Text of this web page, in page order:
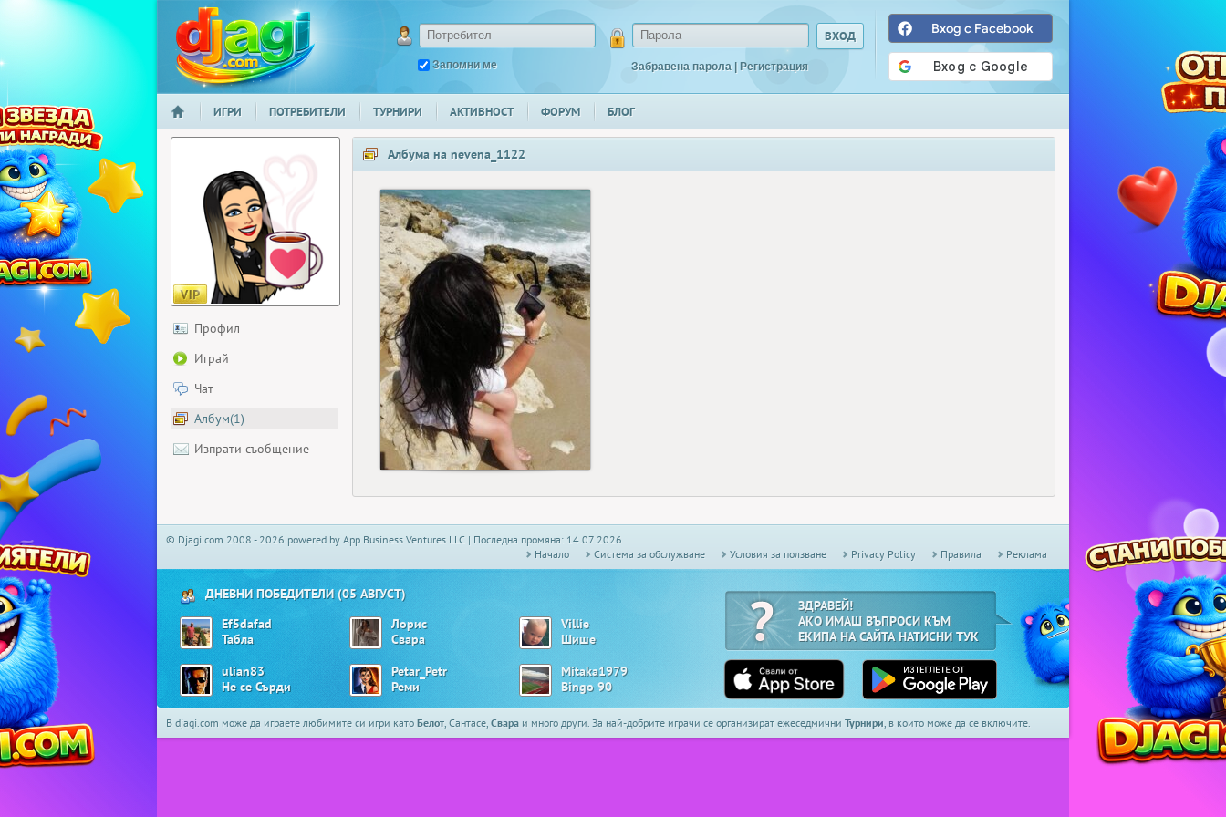
Запомни ме Забравена парола | Регистрация
Вход с Facebook
НАЧАЛО
ИГРИ ПОТРЕБИТЕЛИ ТУРНИРИ АКТИВНОСТ ФОРУМ БЛОГ
Профил
Играй
Чат
Албум(1)
Изпрати съобщение
Албума на nevena_1122
25
© Djagi.com 2008 - 2026 powered by App Business Ventures LLC | Последна промяна: 14.07.2026
Начало
Системa за обслужване Условия за ползване Privacy Policy Правила Реклама
ДНЕВНИ ПОБЕДИТЕЛИ (05 АВГУСТ)
Ef5dafad
Табла
Лорис
Свара
Villie
Шише
ulian83
Не се Сърди
Petar_Petr
Реми
Mitaka1979
Bingo 90
ЗДРАВЕЙ!
АКО ИМАШ ВЪПРОСИ КЪМ
ЕКИПА НА САЙТА НАТИСНИ ТУК
В djagi.com може да играете любимите си игри като Белот, Сантасе, Свара и много други. За най-добрите играчи се организират ежеседмични Турнири, в които може да се включите.